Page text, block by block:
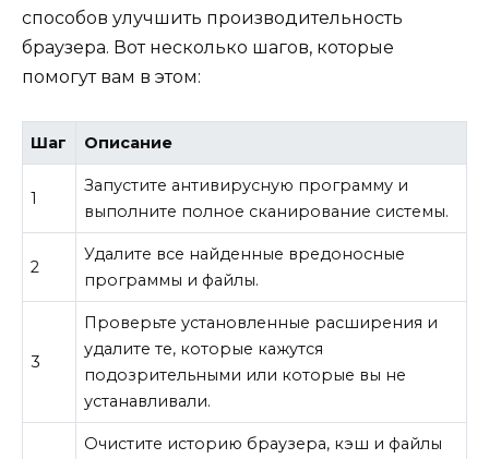
способов улучшить производительность
браузера. Вот несколько шагов, которые
помогут вам в этом:
Шаг Описание
1
Запустите антивирусную программу и
выполните полное сканирование системы.
2
Удалите все найденные вредоносные
программы и файлы.
3
Проверьте установленные расширения и
удалите те, которые кажутся
подозрительными или которые вы не
устанавливали.
Очистите историю браузера, кэш и файлы